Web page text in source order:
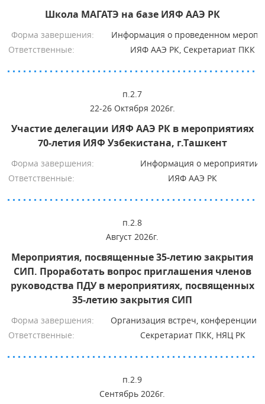
Школа МАГАТЭ на базе ИЯФ ААЭ РК
Форма завершения:
Информация о проведенном
Ответственные:
ИЯФ ААЭ РК, Секретариат ПКК
п.2.7
22-26 Октября 2026г.
Участие делегации ИЯФ ААЭ РК в мероприятиях
70-летия ИЯФ Узбекистана, г.Ташкент
Форма завершения:
Информация о мероприятии
Ответственные:
ИЯФ ААЭ РК
п.2.8
Август 2026г.
Мероприятия, посвященные 35-летию закрытия
СИП. Проработать вопрос приглашения членов
руководства ПДУ в мероприятиях, посвященных
35-летию закрытия СИП
Форма завершения:
Организация встреч, конференции
Ответственные:
Секретариат ПКК, НЯЦ РК
п.2.9
Сентябрь 2026г.